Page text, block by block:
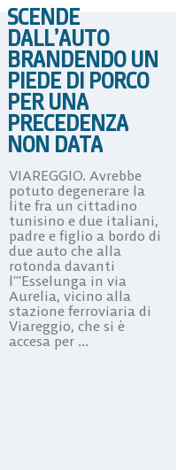
SCENDE
DALL’AUTO
BRANDENDO UN
PIEDE DI PORCO
PER UNA
PRECEDENZA
NON DATA
VIAREGGIO. Avrebbe
potuto degenerare la
lite fra un cittadino
tunisino e due italiani,
padre e figlio a bordo di
due auto che alla
rotonda davanti
l’’’Esselunga in via
Aurelia, vicino alla
stazione ferroviaria di
Viareggio, che si è
accesa per ...